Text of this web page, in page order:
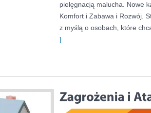
pielęgnacją malucha. Nowe
Komfort i Zabawa i Rozwój.
z myślą o osobach, które
]